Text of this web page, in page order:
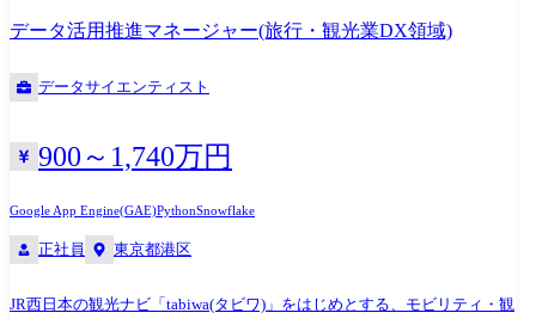
ス標準化 案件管理、工数管理、評価指標の策定など、組織運営の仕組み
作り。 ●JRグループ内のステークホルダー調整 複雑な商流を理解した上
での、円滑な連携体制の構築。
データ活用推進マネージャー(旅行・観光業DX領域)
データサイエンティスト
900～1,740万円
Google App Engine(GAE)PythonSnowflake
正社員 東京都港区
JR西日本の観光ナビ「tabiwa(タビワ)」をはじめとする、モビリティ・観